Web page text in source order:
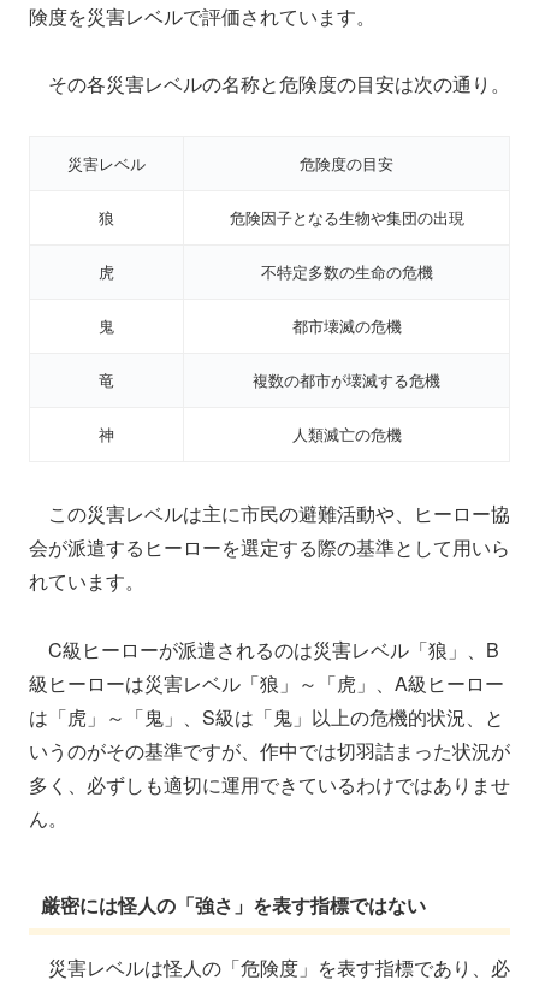
険度を災害レベルで評価されています。
その各災害レベルの名称と危険度の目安は次の通り。
災害レベル 危険度の目安
狼 危険因子となる生物や集団の出現
虎 不特定多数の生命の危機
鬼 都市壊滅の危機
竜 複数の都市が壊滅する危機
神 人類滅亡の危機
この災害レベルは主に市民の避難活動や、ヒーロー協
会が派遣するヒーローを選定する際の基準として用いら
れています。
C級ヒーローが派遣されるのは災害レベル「狼」、B
級ヒーローは災害レベル「狼」～「虎」、A級ヒーロー
は「虎」～「鬼」、S級は「鬼」以上の危機的状況、と
いうのがその基準ですが、作中では切羽詰まった状況が
多く、必ずしも適切に運用できているわけではありませ
ん。
厳密には怪人の「強さ」を表す指標ではない
災害レベルは怪人の「危険度」を表す指標であり、必